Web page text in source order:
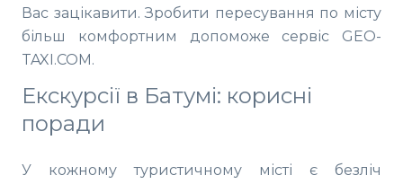
Вас зацікавити. Зробити пересування по місту
більш комфортним допоможе сервіс GEO-
TAXI.COM.
Екскурсії в Батумі: корисні
поради
У кожному туристичному місті є безліч